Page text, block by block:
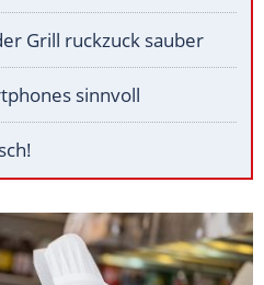
Grill ruckzuck sauber
sinnvoll